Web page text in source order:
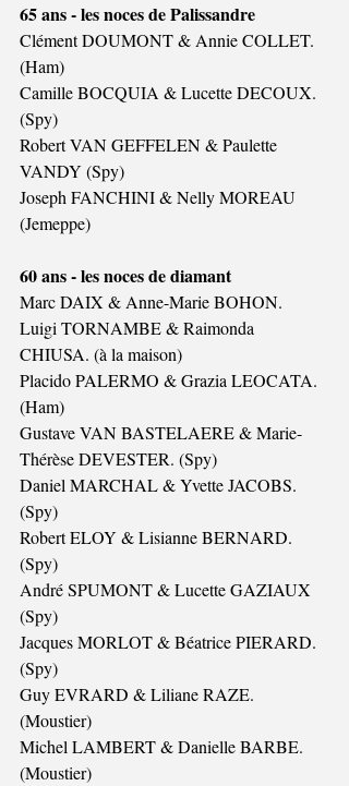
65 ans - les noces de Palissandre
Clément DOUMONT & Annie COLLET.
(Ham)
Camille BOCQUIA & Lucette DECOUX.
(Spy)
Robert VAN GEFFELEN & Paulette
VANDY (Spy)
Joseph FANCHINI & Nelly MOREAU
(Jemeppe)
60 ans - les noces de diamant
Marc DAIX & Anne-Marie BOHON.
Luigi TORNAMBE & Raimonda
CHIUSA. (à la maison)
Placido PALERMO & Grazia LEOCATA.
(Ham)
Gustave VAN BASTELAERE & Marie-
Thérèse DEVESTER. (Spy)
Daniel MARCHAL & Yvette JACOBS.
(Spy)
Robert ELOY & Lisianne BERNARD.
(Spy)
André SPUMONT & Lucette GAZIAUX
(Spy)
Jacques MORLOT & Béatrice PIERARD.
(Spy)
Guy EVRARD & Liliane RAZE.
(Moustier)
Michel LAMBERT & Danielle BARBE.
(Moustier)